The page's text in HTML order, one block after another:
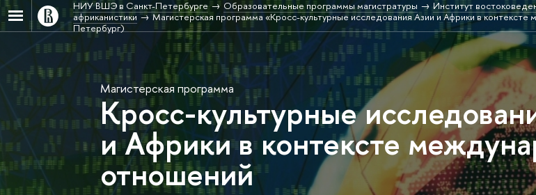
НИУ ВШЭ в Санкт-Петербурге Образовательные программы магистратуры
Институт
африканистики
Магистерская программа «Кросс-культурные исследования Азии и Африки в
Петербург)
Магистерская программа
Кросс-культурные
и Африки в контексте
отношений